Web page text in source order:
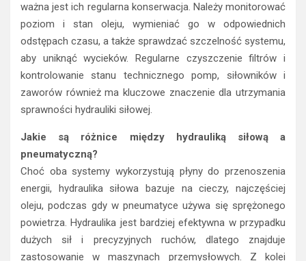
ważna jest ich regularna konserwacja. Należy monitorować
poziom i stan oleju, wymieniać go w odpowiednich
odstępach czasu, a także sprawdzać szczelność systemu,
aby uniknąć wycieków. Regularne czyszczenie filtrów i
kontrolowanie stanu technicznego pomp, siłowników i
zaworów również ma kluczowe znaczenie dla utrzymania
sprawności hydrauliki siłowej.
Jakie są różnice między hydrauliką siłową a
pneumatyczną?
Choć oba systemy wykorzystują płyny do przenoszenia
energii, hydraulika siłowa bazuje na cieczy, najczęściej
oleju, podczas gdy w pneumatyce używa się sprężonego
powietrza. Hydraulika jest bardziej efektywna w przypadku
dużych sił i precyzyjnych ruchów, dlatego znajduje
zastosowanie w maszynach przemysłowych. Z kolei